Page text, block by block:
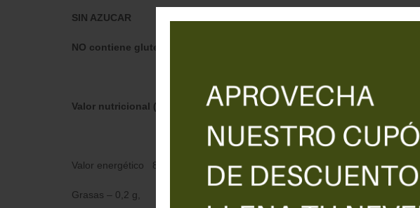
SIN AZUCAR
NO contiene gluten.
Valor nutricional (100g de producto)
Valor energético 838 kJ (201 kcal).
Grasas – 0,2 g,